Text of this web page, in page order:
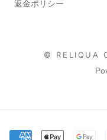
返金ポリシー
© RELIQUA